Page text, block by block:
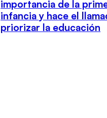
importancia de la
infancia y hace el
priorizar la educación